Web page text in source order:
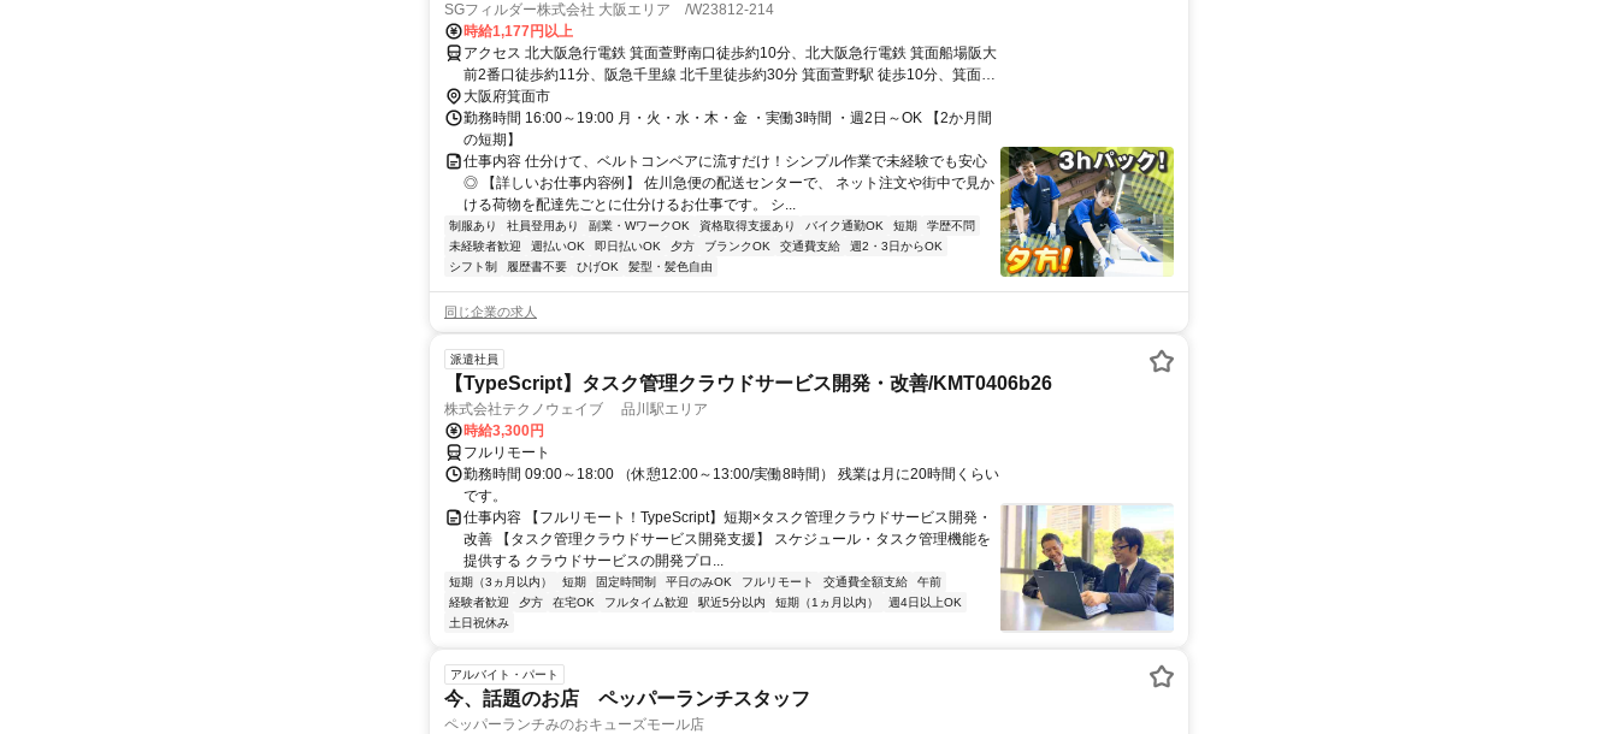
SGフィルダー株式会社 大阪エリア /W23812-214
時給1,177円以上
アクセス 北大阪急行電鉄 箕面萱野南口徒歩約10分、北大阪急行電鉄 箕面船場阪大
前2番口徒歩約11分、阪急千里線 北千里徒歩約30分 箕面萱野駅 徒歩10分、箕面船
場阪大前駅 徒歩13分、千里中央駅 自転車12分、北千里駅自転車13分
大阪府箕面市
勤務時間 16:00～19:00 月・火・水・木・金 ・実働3時間 ・週2日～OK 【2か月間
の短期】
仕事内容 仕分けて、ベルトコンベアに流すだけ！シンプル作業で未経験でも安心
◎ 【詳しいお仕事内容例】 佐川急便の配送センターで、 ネット注文や街中で見か
ける荷物を配達先ごとに仕分けるお仕事です。 シ...
制服あり 社員登用あり 副業・WワークOK 資格取得支援あり バイク通勤OK 短期
学歴不問
未経験者歓迎
週払いOK 即日払いOK 夕方 ブランクOK 交通費支給
週2・3日からOK
シフト制
履歴書不要 ひげOK 髪型・髪色自由
同じ企業の求人
派遣社員
【TypeScript】タスク管理クラウドサービス開発・改善/KMT0406b26
株式会社テクノウェイブ 品川駅エリア
時給3,300円
フルリモート
勤務時間 09:00～18:00 （休憩12:00～13:00/実働8時間） 残業は月に20時間くらい
です。
仕事内容 【フルリモート！TypeScript】短期×タスク管理クラウドサービス開発・
改善 【タスク管理クラウドサービス開発支援】 スケジュール・タスク管理機能を
提供する クラウドサービスの開発プロ...
短期（3ヵ月以内） 短期 固定時間制 平日のみOK フルリモート 交通費全額支給
午前
経験者歓迎
夕方 在宅OK フルタイム歓迎 駅近5分以内 短期（1ヵ月以内）
週4日以上OK
土日祝休み
アルバイト・パート
今、話題のお店 ペッパーランチスタッフ
ペッパーランチみのおキューズモール店